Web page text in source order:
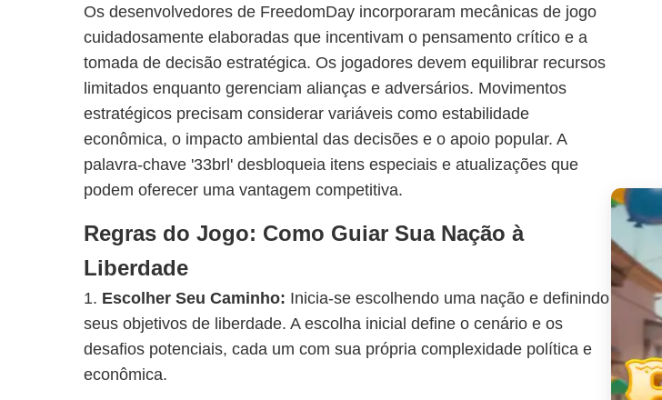
Os desenvolvedores de FreedomDay incorporaram mecânicas de jogo
cuidadosamente elaboradas que incentivam o pensamento crítico e a
tomada de decisão estratégica. Os jogadores devem equilibrar recursos
limitados enquanto gerenciam alianças e adversários. Movimentos
estratégicos precisam considerar variáveis como estabilidade
econômica, o impacto ambiental das decisões e o apoio popular. A
palavra-chave '33brl' desbloqueia itens especiais e atualizações que
podem oferecer uma vantagem competitiva.
Regras do Jogo: Como Guiar Sua Nação à
Liberdade
1. Escolher Seu Caminho: Inicia-se escolhendo uma nação e definindo
seus objetivos de liberdade. A escolha inicial define o cenário e os
desafios potenciais, cada um com sua própria complexidade política e
econômica.